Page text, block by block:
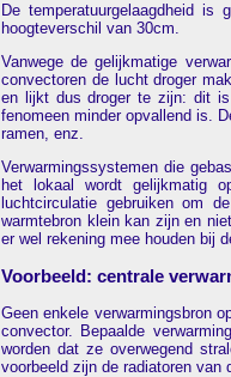
De temperatuurgelaagdheid
hoogteverschil van 30cm.
Vanwege de gelijkmatige
convectoren de lucht droger
en lijkt dus droger te zijn: dit is
fenomeen minder opvallend is.
ramen, enz.
Verwarmingssystemen die
het lokaal wordt gelijkmatig
luchtcirculatie gebruiken om
warmtebron klein kan zijn en
er wel rekening mee houden bij
Voorbeeld: centrale
Geen enkele verwarmingsbron
convector. Bepaalde
worden dat ze overwegend
voorbeeld zijn de radiatoren van